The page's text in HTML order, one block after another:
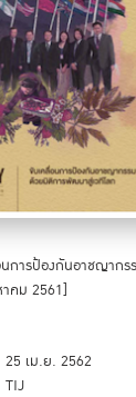
การป้องกันอาชญากร
คม 2561]
25 เม.ย. 2562
TIJ